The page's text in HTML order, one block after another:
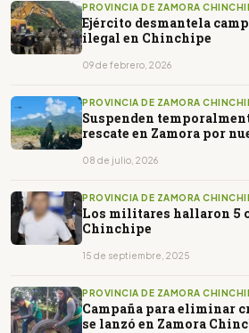
PROVINCIA DE ZAMORA
Ejército desmantela
ilegal en Chinchipe
09 de febrero, 2026
PROVINCIA DE ZAMORA
Suspenden
rescate en Zamora por
08 de julio, 2026
PROVINCIA DE ZAMORA
Los militares hallaron 5
Chinchipe
15 de septiembre, 2025
PROVINCIA DE ZAMORA
Campaña para eliminar
se lanzó en Zamora